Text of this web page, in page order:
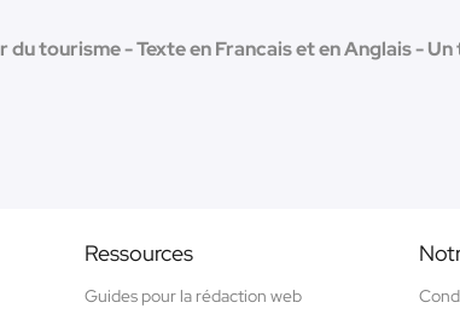
tourisme - Texte en Francais et en Anglais -
Ressources
Guides pour la rédaction web